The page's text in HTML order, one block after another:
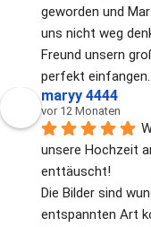
geworden und
uns nicht weg
Freund unsern
perfekt
maryy 4444
vor 12 Monaten
unsere Hochzeit
enttäuscht!
Die Bilder sind
entspannten Art